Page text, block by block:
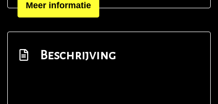
geheugen
Lederen bekleding
Meer informatie
Beschrijving